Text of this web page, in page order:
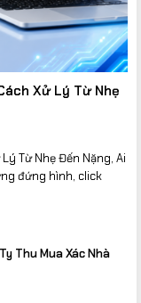
Xử Lý Từ Nhẹ
Từ Nhẹ Đến Nặng, Ai
đứng hình, click
Thu Mua Xác Nhà